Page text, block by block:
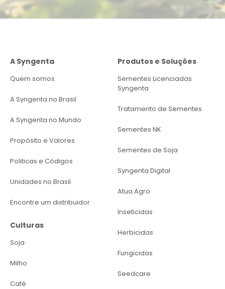
A Syngenta
Quem somos
A Syngenta no Brasil
A Syngenta no Mundo
Propósito e Valores
Politicas e Códigos
Unidades no Brasil
Encontre um distribuidor
Culturas
Soja
Milho
Café
Produtos e Soluções
Sementes Licenciadas
Syngenta
Tratamento de Sementes
Sementes NK
Sementes de Soja
Syngenta Digital
Atua Agro
Inseticidas
Herbicidas
Fungicidas
Seedcare